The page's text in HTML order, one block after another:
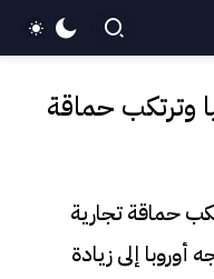
وترتكب حماقة
أوروبا إلى زيادة